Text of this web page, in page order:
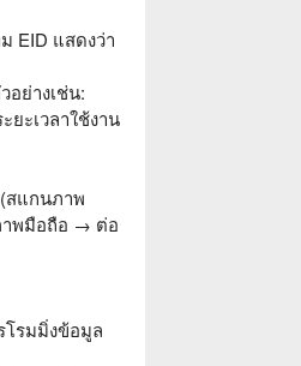
EID แสดงว่า
อย่างเช่น:
ยะเวลาใช้งาน
สแกนภาพ
าพมือถือ → ต่อ
โรมมิ่งข้อมูล